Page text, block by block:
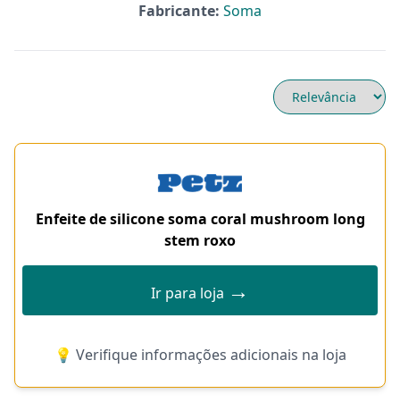
Fabricante: Soma
Enfeite de silicone soma coral mushroom long
stem roxo
Ir para loja →
💡 Verifique informações adicionais na loja